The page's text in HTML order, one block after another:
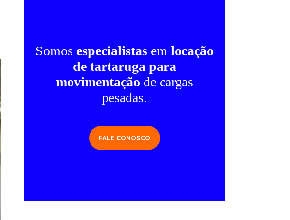
Somos especialistasem locação
de tartaruga para
movimentação de cargas
pesadas.
FALE CONOSCO